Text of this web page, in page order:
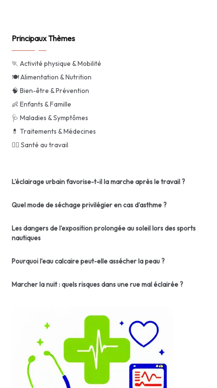
Principaux Thèmes
🏃 Activité physique & Mobilité
🍽️ Alimentation & Nutrition
🧠 Bien-être & Prévention
👶 Enfants & Famille
🩺 Maladies & Symptômes
💊 Traitements & Médecines
👨‍⚕️ Santé au travail
L’éclairage urbain favorise-t-il la marche après le travail ?
Quel mode de séchage privilégier en cas d’asthme ?
Les dangers de l’exposition prolongée au soleil lors des sports
nautiques
Pourquoi l’eau calcaire peut-elle assécher la peau ?
Marcher la nuit : quels risques dans une rue mal éclairée ?